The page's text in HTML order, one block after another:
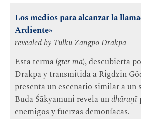
Los medios para alcanzar la
Ardiente»
revealed byTulku Zangpo Drakpa
Esta terma (gter ma), descubierta
Drakpa y transmitida a Rigdzin
presenta un escenario similar a un
Buda Śākyamuni revela undhāraṇī
enemigos y fuerzas demoníacas.